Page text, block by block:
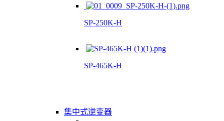
SP-250K-H
SP-465K-H
集中式逆变器